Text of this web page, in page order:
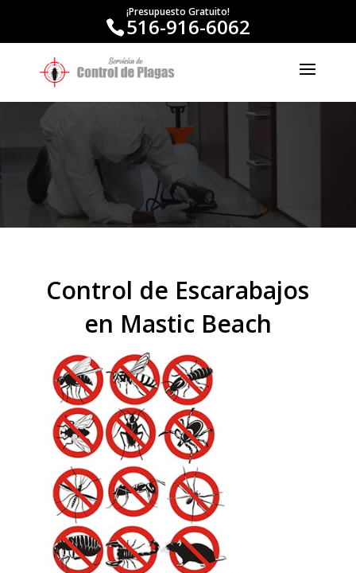
¡Presupuesto Gratuito!
516-916-6062
Control de Escarabajos
en Mastic Beach